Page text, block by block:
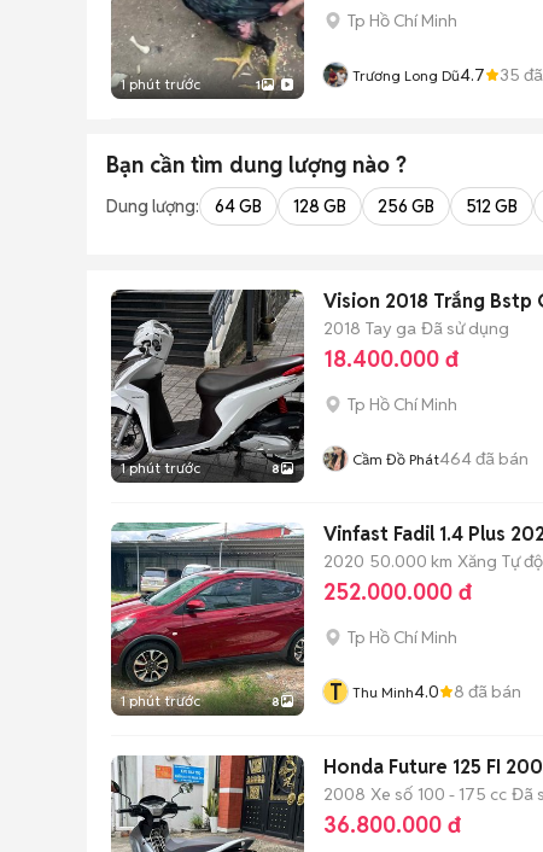
1 phút trước 1
Tp Hồ Chí Minh
Trương Long Dũ4.7 35
Bạn cần tìm dung lượng nào ?
Dung lượng: 64 GB 128 GB 256 GB 512 GB
1 phút trước 8
Vision 2018 Trắng Bstp
2018 Tay ga Đã sử dụng
18.400.000 đ
Tp Hồ Chí Minh
Cầm Đồ Phát464đã bán
1 phút trước 8
Vinfast Fadil 1.4 Plus
2020 50.000 km Xăng Tự
252.000.000 đ
Tp Hồ Chí Minh
T Thu Minh4.0 8 đã bán
Honda Future 125 FI
2008 Xe số 100 - 175 cc Đã
36.800.000 đ